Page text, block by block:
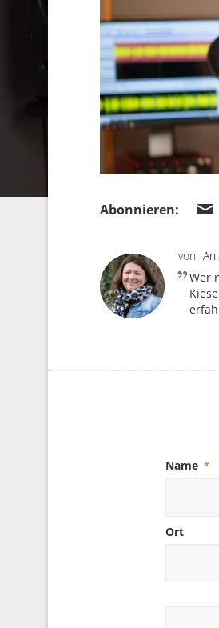
Abonnieren:
von
Wer
Name *
Ort